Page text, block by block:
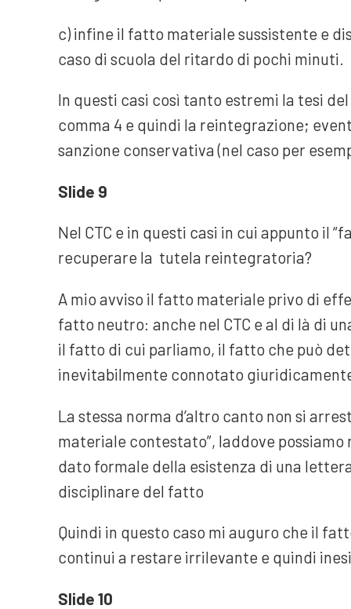
c) infine il fatto materiale sussistente e
caso di scuola del ritardo di pochi minuti.
In questi casi così tanto estremi la tesi
comma 4 e quindi la reintegrazione;
sanzione conservativa (nel caso per
Slide 9
Nel CTC e in questi casi in cui appunto il
recuperare la tutela reintegratoria?
A mio avviso il fatto materiale privo di
fatto neutro: anche nel CTC e al di là di
il fatto di cui parliamo, il fatto che può
inevitabilmente connotato
La stessa norma d’altro canto non si
materiale contestato”, laddove
dato formale della esistenza di una
disciplinare del fatto
Quindi in questo caso mi auguro che il
continui a restare irrilevante e quindi
Slide 10